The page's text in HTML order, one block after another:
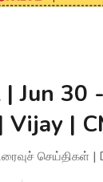
| Jun
Vijay |
செய்திகள்